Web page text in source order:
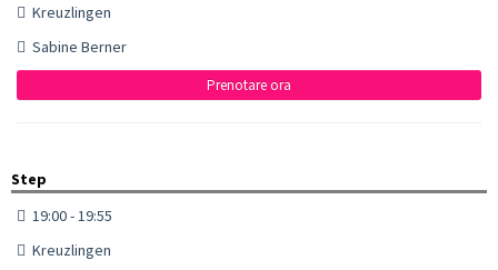
Kreuzlingen
Sabine Berner
Prenotare ora
Step
19:00 - 19:55
Kreuzlingen